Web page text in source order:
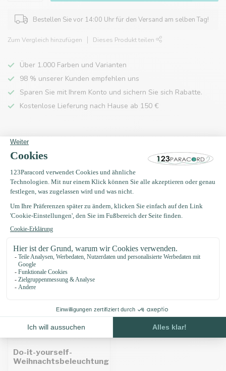
Bestellen Sie vor 14:00 Uhr für den Versand am selben Tag!
Zum Vergleich hinzufügen Dieses Produkt teilen
Über 1.000 Farben und Varianten
98 % unserer Kunden empfehlen uns
Sparen Sie mit Ihrem Konto und sichern Sie sich Rabatte.
Kostenlose Lieferung nach Hause ab 150 €
Produktbeschreibung
Eigenschaften
Zuletzt angesehen
Do-it-yourself-
Weihnachtsbeleuchtung